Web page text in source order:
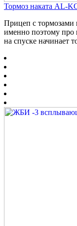
Тормоз наката AL-
Прицеп с тормозами
именно поэтому про
на спуске начинает